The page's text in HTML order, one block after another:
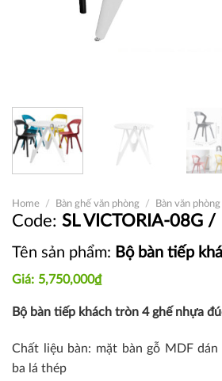
Home / Bàn ghế văn phòng / Bàn văn phòng
SL VICTORIA-08G /
Tên sản phẩm: Bộ bàn tiếp
5,750,000₫
Bộ bàn tiếp khách tròn 4 ghế nhựa
Chất liệu bàn: mặt bàn gỗ MDF
ba lá thép